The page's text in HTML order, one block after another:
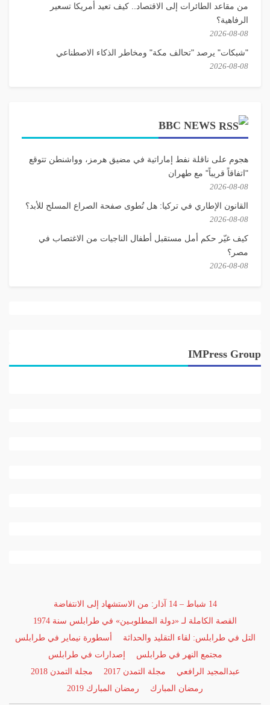
من مقاعد الطائرات إلى الاقتصاد.. كيف تعيد أمريكا تسعير
الرفاهية؟
2026-08-08
"شبكات" يرصد "تحالف مكة" ومخاطر الذكاء الاصطناعي
2026-08-08
BBC NEWS
هجوم على ناقلة نفط إماراتية في مضيق هرمز، وواشنطن تتوقع
"اتفاقاً قريباً" مع طهران
2026-08-08
القانون الإطاري في تركيا: هل تُطوى صفحة الصراع المسلح للأبد؟
2026-08-08
كيف غيّر حكم أمل مستقبل أطفال الناجيات من الاغتصاب في
مصر؟
2026-08-08
IMPress Group
14 شباط – 14 آذار: من الاستشهاد إلى الانتفاضة
القصة الكاملة لـ «دولة المطلوبـين» في طرابلس سنة 1974
التل في طرابلس: لقاء التقليد والحداثة
أسطورة نيماير في طرابلس
مجتمع النهر في طرابلس
إصدارات في طرابلس
عبدالمجيد الرافعي
مجلة التمدن 2017
مجلة التمدن 2018
رمضان المبارك
رمضان المبارك 2019